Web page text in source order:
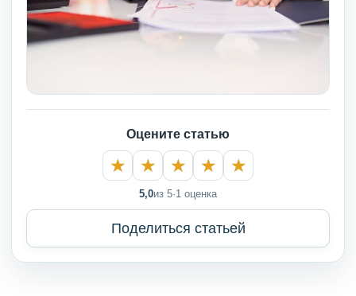
Оцените статью
5,0из 5·1 оценка
Поделиться статьей